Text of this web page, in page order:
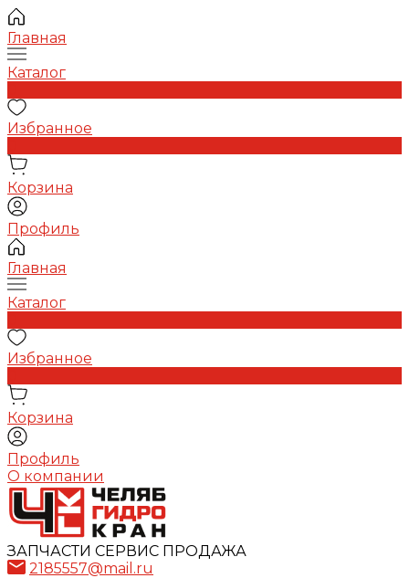
Главная
Каталог
Избранное
Корзина
Профиль
Главная
Каталог
Избранное
Корзина
Профиль
О компании
ЗАПЧАСТИ СЕРВИС ПРОДАЖА
2185557@mail.ru